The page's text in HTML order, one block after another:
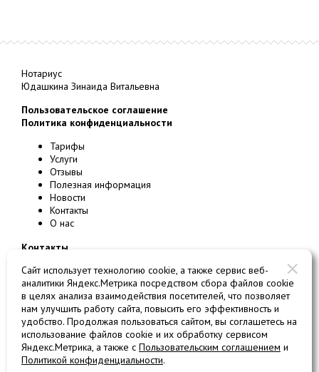
Нотариус
Юдашкина Зинаида Витальевна
Пользовательское соглашение
Политика конфиденциальности
Тарифы
Услуги
Отзывы
Полезная информация
Новости
Контакты
О нас
Контакты
Номер платной парковки 3203
телефон+7 499 254-85-75
телефон/факс+7 499 254-03-04
E-mail:2540304@list.ru
Разработка и продвижение сайтов: студия ВебПрофи
Сайт использует технологию cookie, а также сервис веб-
аналитики Яндекс.Метрика посредством сбора файлов cookie
в целях анализа взаимодействия посетителей, что позволяет
нам улучшить работу сайта, повысить его эффективность и
удобство. Продолжая пользоваться сайтом, вы соглашетесь на
использование файлов cookie и их обработку сервисом
Яндекс.Метрика, а также с Пользовательским соглашением и
Политикой конфиденциальности.